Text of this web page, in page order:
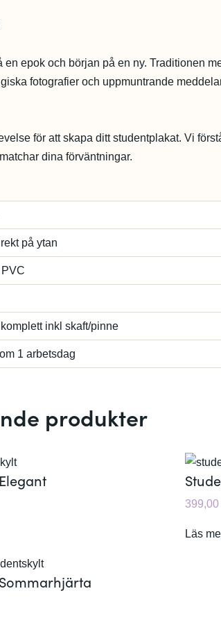
epok och början på en ny. Traditionen
fotografier och uppmuntrande
för att skapa ditt studentplakat. Vi
dina förväntningar.
på ytan
inkl skaft/pinne
1 arbetsdag
produkter
399,00
Läs